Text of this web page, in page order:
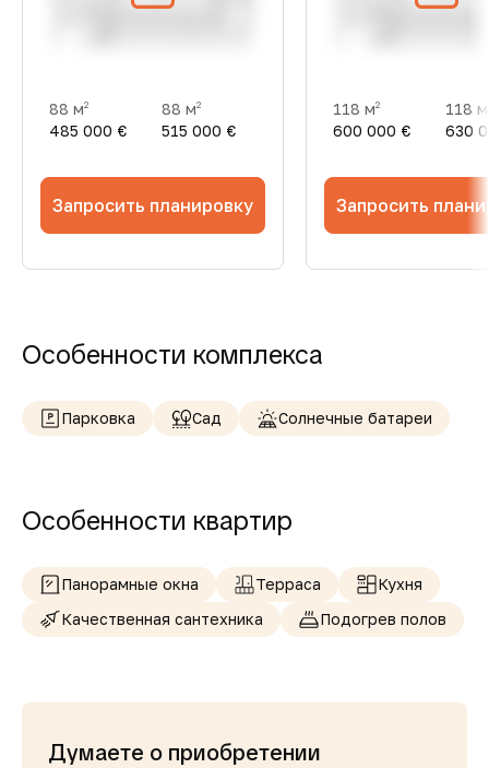
88 м2
485 000 €
88 м2
515 000 €
Запросить планировку
118 м2
600 000 €
118 м
630
Запросить
Особенности комплекса
Парковка Сад Солнечные батареи
Особенности квартир
Панорамные окна Терраса
Кухня
Качественная сантехника
Подогрев полов
Думаете о приобретении